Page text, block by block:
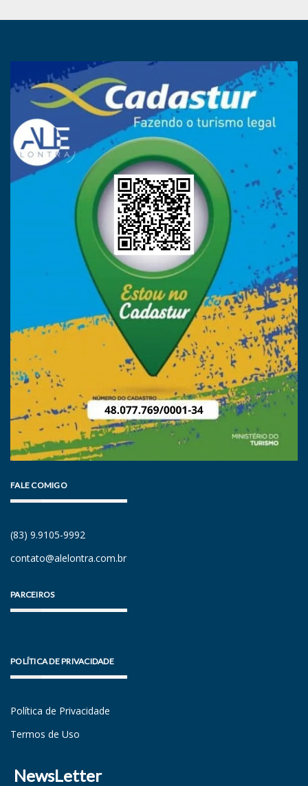
FALE COMIGO
(83) 9.9105-9992
contato@alelontra.com.br
PARCEIROS
POLÍTICA DE PRIVACIDADE
Política de Privacidade
Termos de Uso
NewsLetter